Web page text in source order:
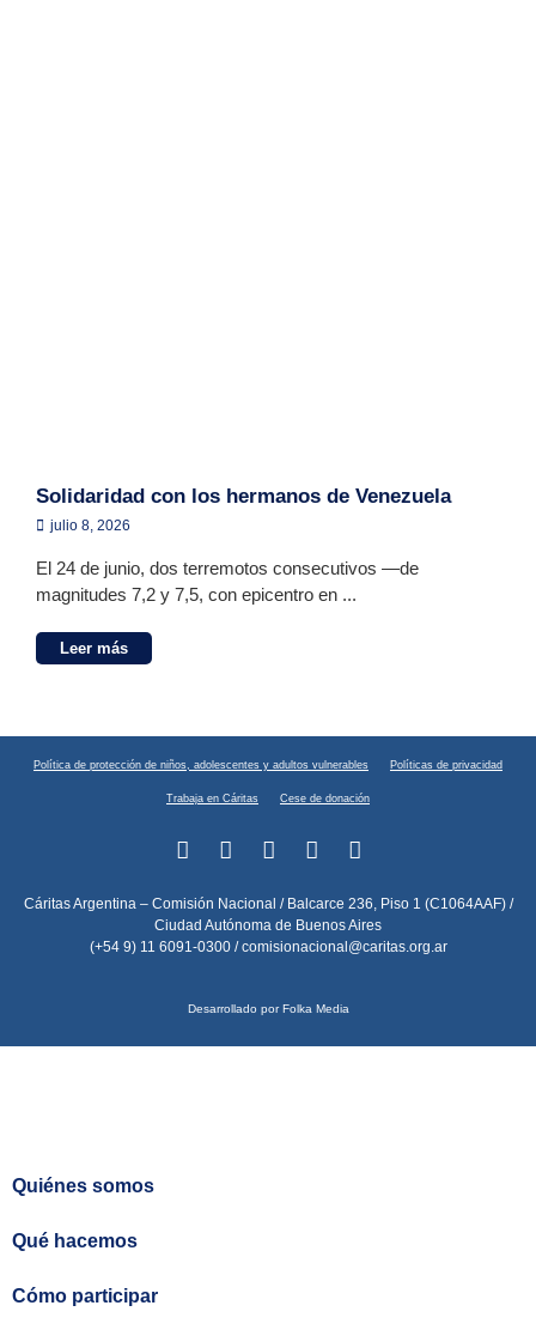
Solidaridad con los hermanos de Venezuela
julio 8, 2026
El 24 de junio, dos terremotos consecutivos —de
magnitudes 7,2 y 7,5, con epicentro en ...
Leer más
Política de protección de niños, adolescentes y adultos vulnerables Políticas de privacidad
Trabaja en Cáritas Cese de donación
Cáritas Argentina – Comisión Nacional / Balcarce 236, Piso 1 (C1064AAF) /
Ciudad Autónoma de Buenos Aires
(+54 9) 11 6091-0300 /comisionacional@caritas.org.ar
Desarrollado por Folka Media
Quiénes somos
Qué hacemos
Cómo participar